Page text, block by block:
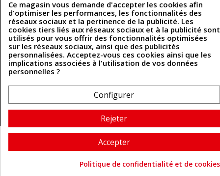
Politique des cookies
Contactez-nous
Coordonnées
493 Chemin de Catougnac
81300 Graulhet
05 63 34 51 88
Cuirenstock © 2026 - Une création Quatrys 💙
Ce magasin vous demande d'accepter les cookies afin
d'optimiser les performances, les fonctionnalités des
réseaux sociaux et la pertinence de la publicité. Les
cookies tiers liés aux réseaux sociaux et à la publicité sont
utilisés pour vous offrir des fonctionnalités optimisées
sur les réseaux sociaux, ainsi que des publicités
personnalisées. Acceptez-vous ces cookies ainsi que les
implications associées à l'utilisation de vos données
personnelles ?
Configurer
Rejeter
Accepter
Politique de confidentialité et de cookies